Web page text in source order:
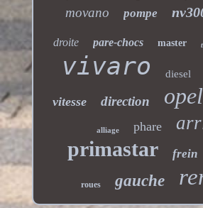
movano pompe
droite pare-chocs master
vivaro diesel
vitesse direction opel
alliage phare
primastar frein
roues gauche